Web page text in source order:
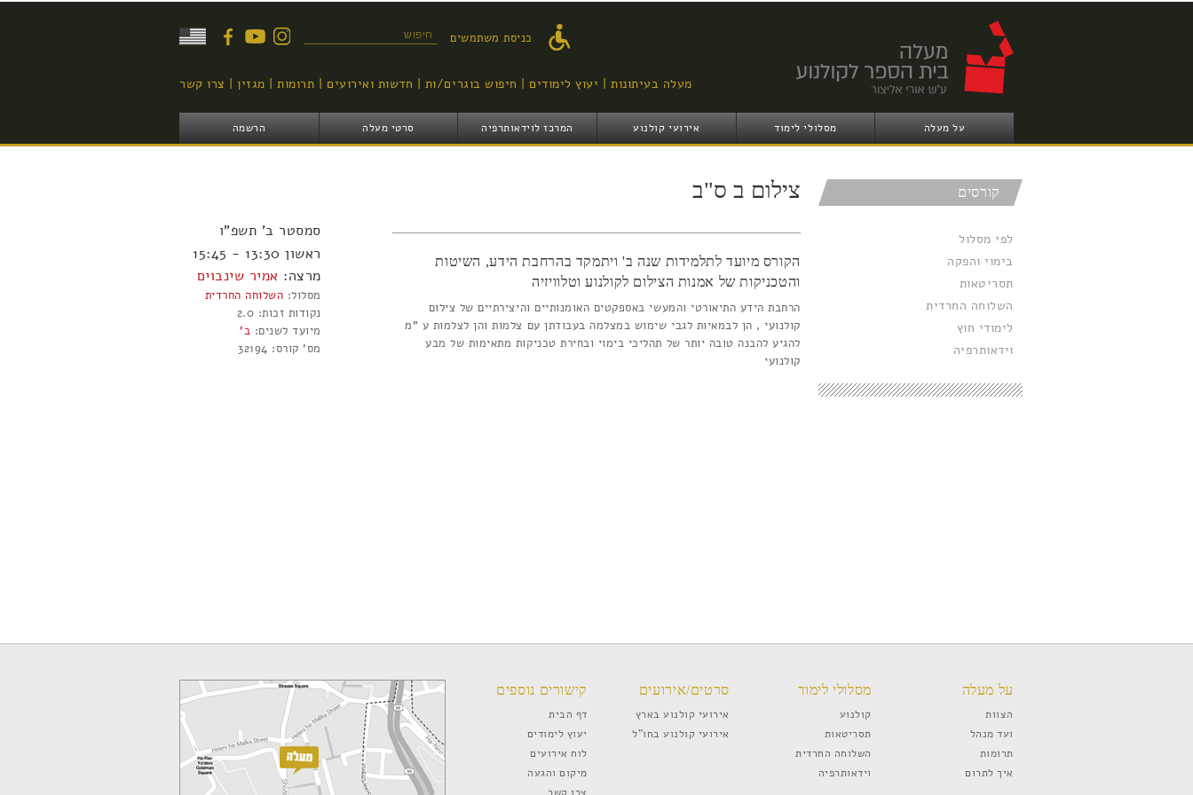
העיקרי
טופס חיפוש כניסת משתמשים
מעלה בעיתונות יעוץ לימודים חיפוש בוגרים/ות חדשות ואירועים תרומות מגזין צרו קשר
על מעלה מסלולי לימוד אירועי קולנוע המרכז לוידאותרפיה סרטי מעלה הרשמה
קורסים
לפי מסלול
בימוי והפקה
תסריטאות
השלוחה החרדית
לימודי חוץ
וידאותרפיה
צילום ב ס"ב
הקורס מיועד לתלמידות שנה ב' ויתמקד בהרחבת הידע, השיטות
והטכניקות של אמנות הצילום לקולנוע וטלוויזיה
הרחבת הידע התיאורטי והמעשי באספקטים האומנותיים והיצירתיים של צילום
קולנועי , הן לבמאיות לגבי שימוש במצלמה בעבודתן עם צלמות והן לצלמות ע "מ
להגיע להבנה טובה יותר של תהליכי בימוי ובחירת טכניקות מתאימות של מבע
קולנועי
סמסטר ב' תשפ"ו
ראשון 13:30 - 15:45
מרצה: אמיר שינבוים
מסלול: השלוחה החרדית
נקודות זכות: 2.0
מיועד לשנים: ב'
מס' קורס: 32194
על מעלה
הצוות
ועד מנהל
תרומות
איך לתרום
מסלולי לימוד
קולנוע
תסריטאות
השלוחה החרדית
וידאותרפיה
סרטים/אירועים
אירועי קולנוע בארץ
אירועי קולנוע בחו”ל
קישורים נוספים
דף הבית
יעוץ לימודים
לוח אירועים
מיקום והגעה
צרו קשר